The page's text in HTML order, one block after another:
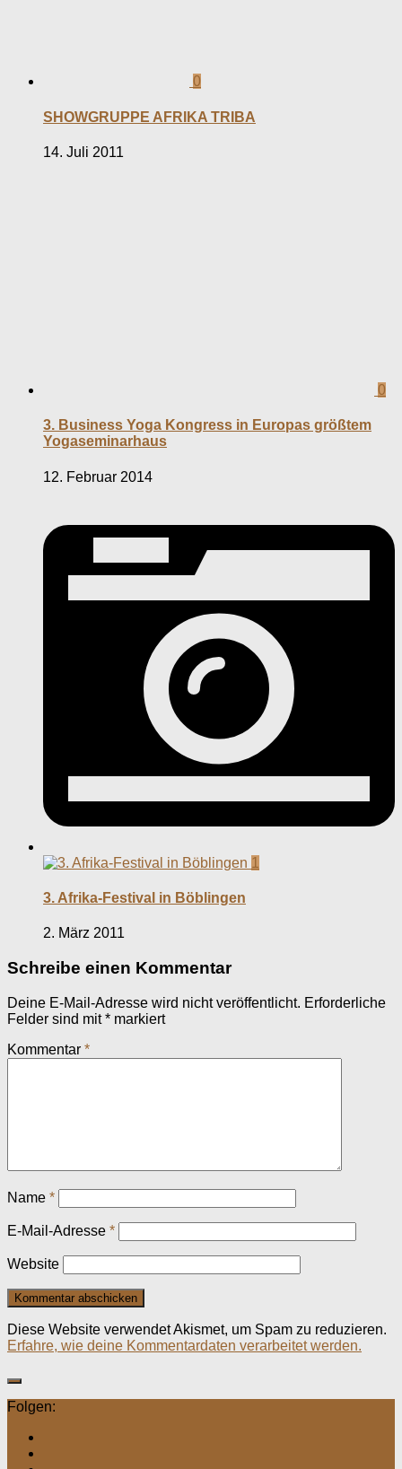
0
SHOWGRUPPE AFRIKA TRIBA
14. Juli 2011
0
3. Business Yoga Kongress in Europas größtem
Yogaseminarhaus
12. Februar 2014
1
3. Afrika-Festival in Böblingen
2. März 2011
Schreibe einen Kommentar
Deine E-Mail-Adresse wird nicht veröffentlicht. Erforderliche
Felder sind mit* markiert
Kommentar *
Name *
E-Mail-Adresse *
Website
Diese Website verwendet Akismet, um Spam zu reduzieren.
Erfahre, wie deine Kommentardaten verarbeitet werden.
Folgen: